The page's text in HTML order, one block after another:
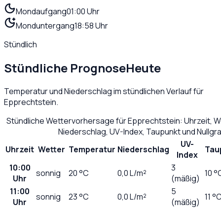
Mondaufgang01:00 Uhr
Monduntergang18:58 Uhr
Stündlich
Stündliche PrognoseHeute
Temperatur und Niederschlag im stündlichen Verlauf für
Epprechtstein.
Stündliche Wettervorhersage fürEpprechtstein: Uhrzeit,
Niederschlag, UV-Index, Taupunkt und
Uhrzeit Wetter Temperatur Niederschlag
UV-
Index
10:00
Uhr
sonnig 20°C 0,0L/m²
3
(mäßig) 10
11:00
Uhr
sonnig 23°C 0,0L/m²
5
(mäßig) 11